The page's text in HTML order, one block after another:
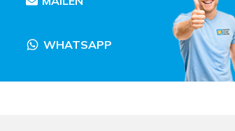
WHATSAPP